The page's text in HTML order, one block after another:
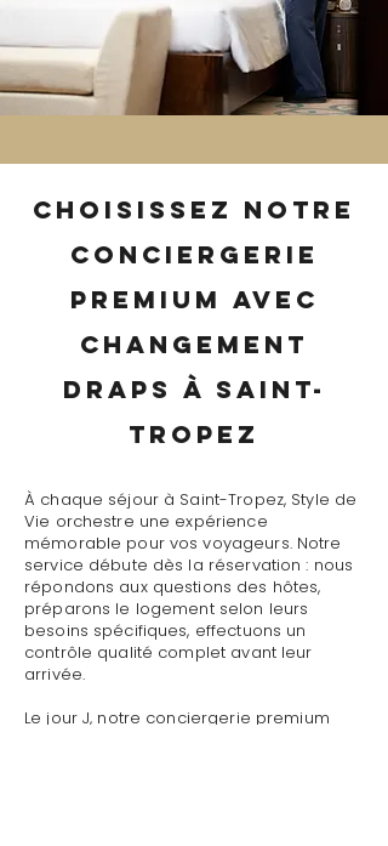
Choisissez notre
conciergerie
premium avec
changement
draps à Saint-
Tropez
À chaque séjour à Saint-Tropez, Style de
Vie orchestre une expérience
mémorable pour vos voyageurs. Notre
service débute dès la réservation : nous
répondons aux questions des hôtes,
préparons le logement selon leurs
besoins spécifiques, effectuons un
contrôle qualité complet avant leur
arrivée.
Le jour J, notre conciergerie premium